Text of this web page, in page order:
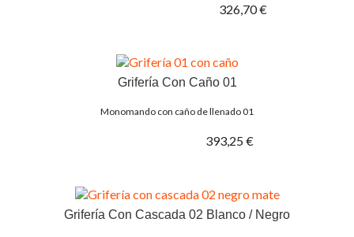
326,70 €
Grifería Con Caño 01
Monomando con caño de llenado 01
393,25 €
Grifería Con Cascada 02 Blanco / Negro